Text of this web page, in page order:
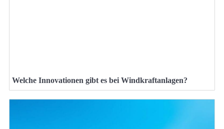
Welche Innovationen gibt es bei Windkraftanlagen?